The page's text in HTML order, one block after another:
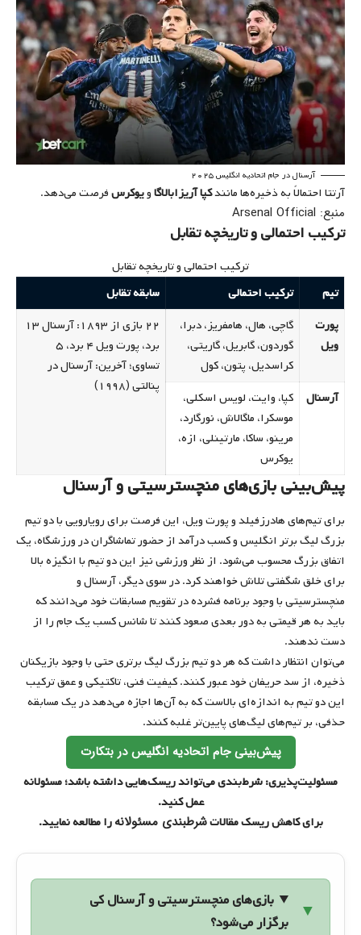
آرسنال در جام اتحادیه انگلیس ۲۰۲۵
آرتتا احتمالاً به ذخیره‌ها مانندکپا آریزابالاگاویوکرسفرصت می‌دهد.
منبع: Arsenal Official
ترکیب احتمالی و تاریخچه تقابل
ترکیب احتمالی و تاریخچه تقابل
تیم
ترکیب احتمالی
سابقه تقابل
پورت
ویل
گاچی، هال، هامفریز، دبرا،
گوردون، گابریل، گاریتی،
کراسدیل، پتون، کول
۲۲ بازی از ۱۸۹۳: آرسنال ۱۳
برد، پورت ویل ۴ برد، ۵
تساوی؛ آخرین: آرسنال در
پنالتی (۱۹۹۸)
آرسنال
کپا، وایت، لویس اسکلی،
موسکرا، ماگالاش، نورگارد،
مرینو، ساکا، مارتینلی، ازه،
یوکرس
پیش‌بینی بازی‌های منچسترسیتی و آرسنال
برای تیم‌های هادرزفیلد و پورت ویل، این فرصت برای رویارویی با دو تیم
بزرگ لیگ برتر انگلیس و کسب درآمد از حضور تماشاگران در ورزشگاه، یک
اتفاق بزرگ محسوب می‌شود. از نظر ورزشی نیز این دو تیم با انگیزه بالا
برای خلق شگفتی تلاش خواهند کرد. در سوی دیگر، آرسنال و
منچسترسیتی با وجود برنامه فشرده در تقویم مسابقات خود می‌دانند که
باید به هر قیمتی به دور بعدی صعود کنند تا شانس کسب یک جام را از
دست ندهند.
می‌توان انتظار داشت که هر دو تیم بزرگ لیگ برتری حتی با وجود بازیکنان
ذخیره، از سد حریفان خود عبور کنند. کیفیت فنی، تاکتیکی و عمق ترکیب
این دو تیم به اندازه‌ای بالاست که به آن‌ها اجازه می‌دهد در یک مسابقه
حذفی، بر تیم‌های لیگ‌های پایین‌تر غلبه کنند.
پیش‌بینی جام اتحادیه انگلیس در بتکارت
مسئولیت‌پذیری: شرط‌بندی می‌تواند ریسک‌هایی داشته باشد؛ مسئولانه
عمل کنید.
برای کاهش ریسک مقالاتشرطبندی مسئولانهرا مطالعه نمایید.
بازی‌های منچسترسیتی و آرسنال کی
برگزار می‌شود؟